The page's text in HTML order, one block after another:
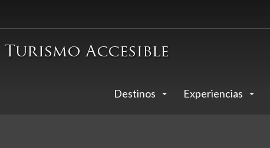
Destinos Experiencias